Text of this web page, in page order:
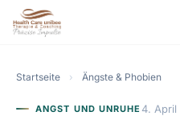
Startseite › Ängste & Phobien
ANGST UND UNRUHE 4. April